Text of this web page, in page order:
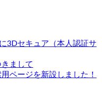
します。
業者登録番号を教えてく
T5-2100-0200-9906」で
請求書にも記載しており
なります。
箇所）程度でしたら図面
雑な加工については、図
ら図面は手書きでも大丈
ーエクスプレス便40K 営業
：27.534kg
横山テクノ（ 2026/07/17 ）
パイプ（SUS304）を、長さ
す。鏡面処理、両端のバリ取
規格がございません。
。
3Dセキュア（本人認証サ
まして
ページを新設しました！